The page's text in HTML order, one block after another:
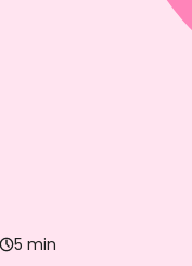
5 min